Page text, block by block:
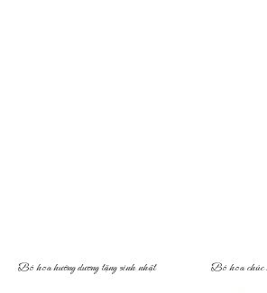
Bó hoa hướng dương tặng sinh nhật Bó hoa chúc